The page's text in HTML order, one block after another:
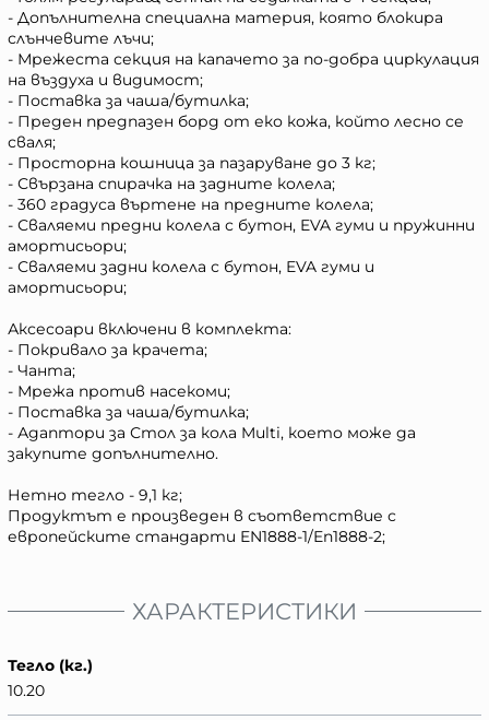
- Допълнителна специална материя, която блокира
слънчевите лъчи;
- Мрежеста секция на капачето за по-добра циркулация
на въздуха и видимост;
- Поставка за чаша/бутилка;
- Преден предпазен борд от еко кожа, който лесно се
сваля;
- Просторна кошница за пазаруване до 3 кг;
- Свързана спирачка на задните колела;
- 360 градуса въртене на предните колела;
- Сваляеми предни колела с бутон, EVA гуми и пружинни
амортисьори;
- Сваляеми задни колела с бутон, EVA гуми и
амортисьори;
Аксесоари включени в комплекта:
- Покривало за крачета;
- Чанта;
- Мрежа против насекоми;
- Поставка за чаша/бутилка;
- Адаптори за Стол за кола Multi, което може да
закупите допълнително.
Нетно тегло - 9,1 кг;
Продуктът е произведен в съответствие с
европейските стандарти EN1888-1/En1888-2;
ХАРАКТЕРИСТИКИ
Тегло (кг.)
10.20